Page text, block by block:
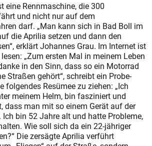
eine Rennmaschine, die 300
und nicht nur auf dem
darf. „Man kann sich in Bad Boll im
die Aprilia setzen und dann den
erklärt Johannes Grau. Im Internet ist
„Zum ersten Mal in meinem Leben
in den Sinn, dass so ein Motorrad
Straßen gehört“, schreibt ein Probe-
folgendes Resümee zu ziehen: „Ich
meinem Helm, bin fasziniert und
dass man mit so einem Gerät auf der
bin 52 Jahre alt und hatte Probleme,
Wie soll sich da ein 22-jähriger
Die zersägte Aprilia verführt